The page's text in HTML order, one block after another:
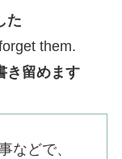
た
them.
き留めます
などで、